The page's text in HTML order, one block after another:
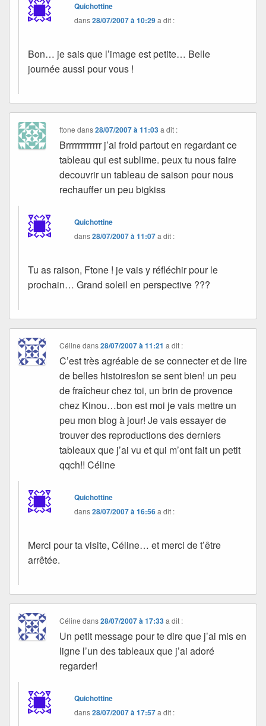
Quichottine
dans28/07/2007 à 10:29a dit :
Bon… je sais que l’image est petite… Belle
journée aussi pour vous !
ftone dans28/07/2007 à 11:03 a dit :
Brrrrrrrrrrrr j’ai froid partout en regardant ce
tableau qui est sublime. peux tu nous faire
decouvrir un tableau de saison pour nous
rechauffer un peu bigkiss
Quichottine
dans28/07/2007 à 11:07a dit :
Tu as raison, Ftone ! je vais y réfléchir pour le
prochain… Grand soleil en perspective ???
Céline dans28/07/2007 à 11:21 a dit :
C’est très agréable de se connecter et de lire
de belles histoires!on se sent bien! un peu
de fraîcheur chez toi, un brin de provence
chez Kinou…bon est moi je vais mettre un
peu mon blog à jour! Je vais essayer de
trouver des reproductions des derniers
tableaux que j’ai vu et qui m’ont fait un petit
qqch!! Céline
Quichottine
dans28/07/2007 à 16:56a dit :
Merci pour ta visite, Céline… et merci de t’être
arrêtée.
Céline dans28/07/2007 à 17:33 a dit :
Un petit message pour te dire que j’ai mis en
ligne l’un des tableaux que j’ai adoré
regarder!
Quichottine
dans28/07/2007 à 17:57a dit :